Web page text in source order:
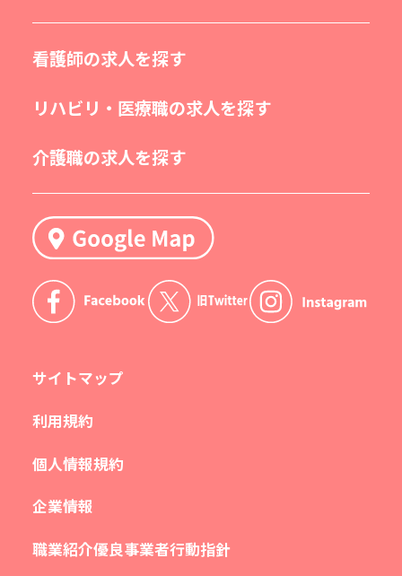
看護師の求人を探す
リハビリ・医療職の求人を探す
介護職の求人を探す
サイトマップ
利用規約
個人情報規約
企業情報
職業紹介優良事業者行動指針